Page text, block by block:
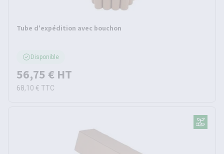
Tube d'expédition avec bouchon
Disponible
56,75 € HT
68,10 € TTC